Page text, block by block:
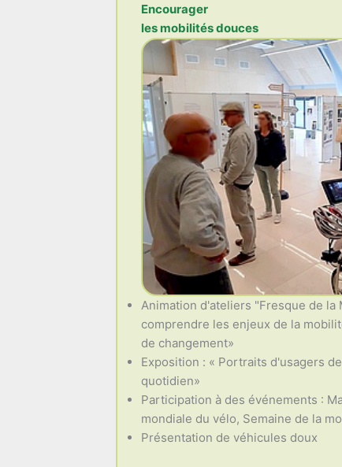
Encourager
les mobilités douces
Animation d'ateliers "Fresque de la
comprendre les enjeux de la
de changement»
Exposition : « Portraits d'usagers
quotidien»
Participation à des événements :
mondiale du vélo, Semaine de la
Présentation de véhicules doux